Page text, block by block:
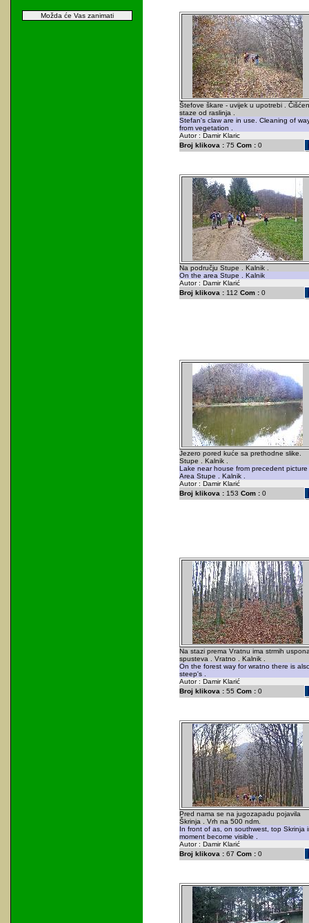
Možda će Vas zanimati
Štefove škare - uvijek u upotrebi .
staze od raslinja .
Stefan's claw are in use. Cleaning of
from vegetation .
Autor : Damir Klaric
Broj klikova :75 Com :0
Na području Stupe . Kalnik .
On the area Stupe . Kalnik
Autor : Damir Klarić
Broj klikova :112 Com :0
Jezero pored kuće sa prethodne slike.
Stupe . Kalnik .
Lake near house from precedent picture
Area Stupe . Kalnik .
Autor : Damir Klarić
Broj klikova :153 Com :0
Na stazi prema Vratnu ima strmih
spusteva . Vratno . Kalnik .
On the forest way for wratno there is
steep's .
Autor : Damir Klarić
Broj klikova :55 Com :0
Pred nama se na jugozapadu pojavila
Škrinja . Vrh na 500 ndm.
In front of as, on southwest, top Skrinja
moment become visible .
Autor : Damir Klarić
Broj klikova :67 Com :0